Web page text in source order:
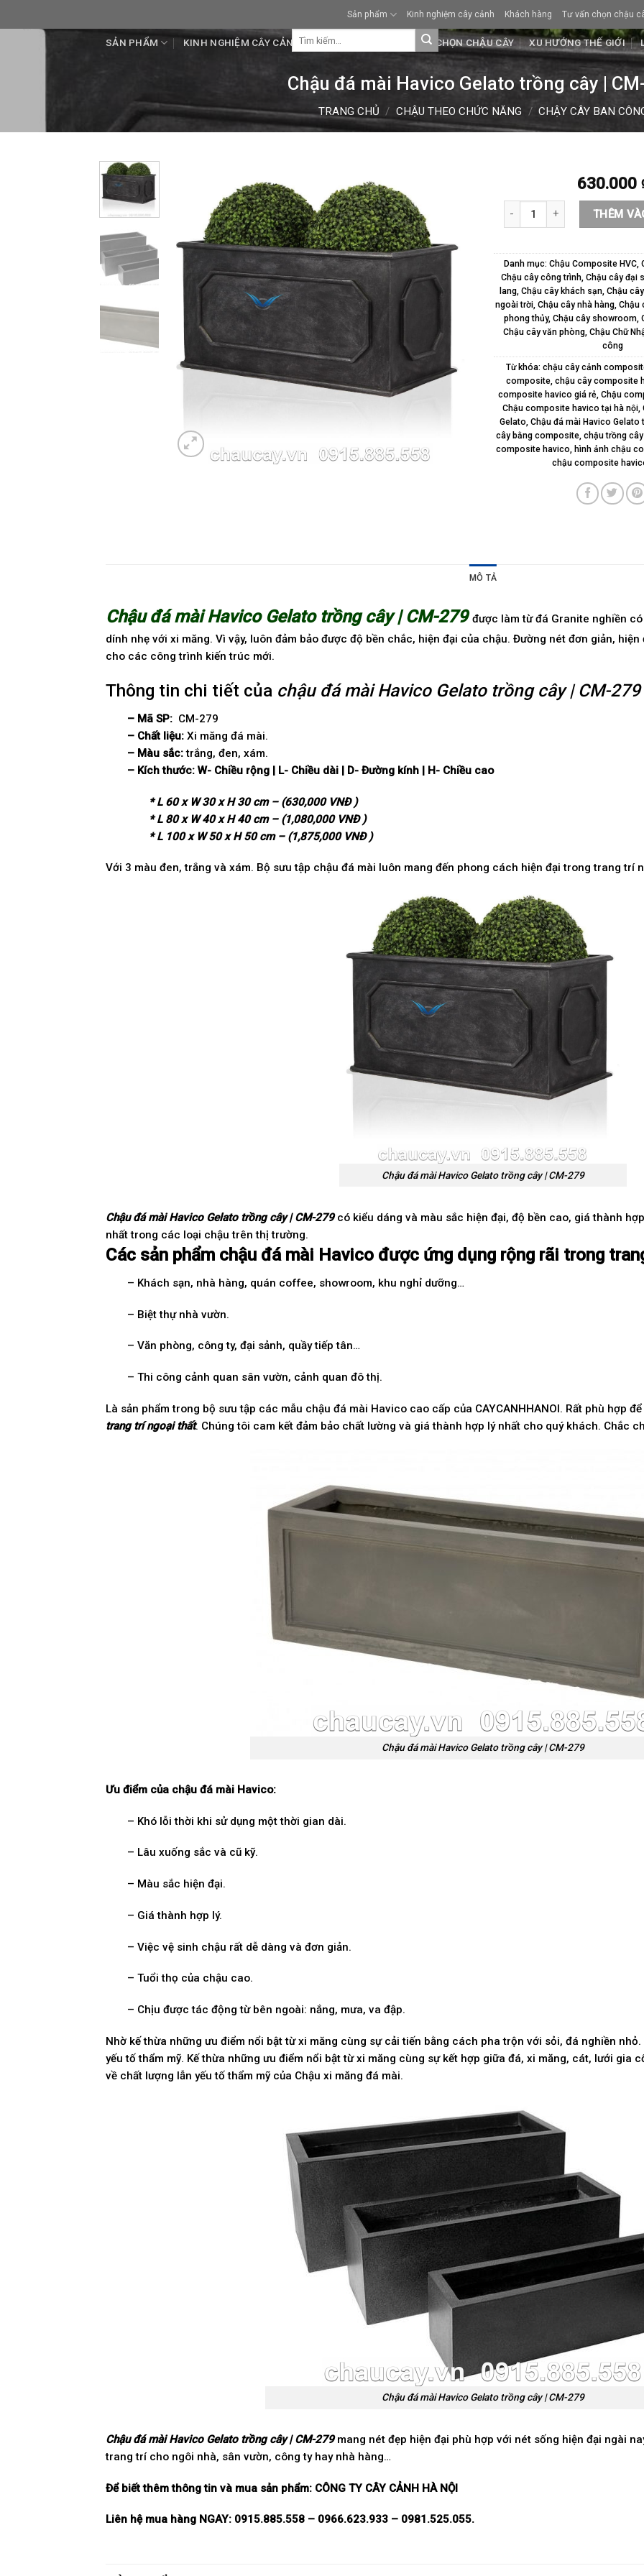
Sản phẩm Kinh nghiệm cây cảnh Khách hàng Tư vấn chọn chậu
Tìm
kiếm:
SẢN PHẨM KINH NGHIỆM CÂY CẢNH KHÁCH HÀNG TƯ VẤN CHỌN CHẬU CÂY XU HƯỚNG THẾ GIỚI
Chậu đá mài Havico Gelato trồng cây |
TRANG CHỦ / CHẬU THEO CHỨC NĂNG / CHẬY CÂY BAN
630.000
Chậu đá mài Havico Gelato
THÊM
Danh mục: Chậu Composite HVC
Chậu cây công trình Chậu cây đại
lang, Chậu cây khách sạn, Chậu
ngoài trời, Chậu cây nhà hàng, Chậu
phong thủy, Chậu cây showroom,
Chậu cây văn phòng Chậu Chữ
công
Từ khóa: chậu cây cảnh
composite, chậu cây composite
composite havico giá rẻ Chậu
Chậu composite havico tại hà nội,
Gelato, Chậu đá mài Havico Gelato
cây bằng composite chậu trồng
composite havico, hình ảnh chậu
chậu composite
MÔ TẢ
Chậu đá mài Havico Gelato trồng cây | CM-279được làm từ đá Granite nghiền
dính nhẹ với xi măng. Vì vậy, luôn đảm bảo được độ bền chắc, hiện đại của chậu. Đường nét đơn giản,
cho các công trình kiến trúc mới.
Thông tin chi tiết của chậu đá mài Havico Gelato trồng cây | CM-279
– Mã SP: CM-279
– Chất liệu: Xi măng đá mài.
– Màu sắc:trắng, đen, xám.
– Kích thước: W- Chiều rộng | L- Chiều dài | D- Đường kính | H- Chiều cao
* L 60 x W 30 x H 30 cm – (630,000 VNĐ )
* L 80 x W 40 x H 40 cm – (1,080,000 VNĐ )
* L 100 x W 50 x H 50 cm – (1,875,000 VNĐ )
Với 3 màu đen, trắng và xám. Bộ sưu tập chậu đá mài luôn mang đến phong cách hiện đại trong trang trí
Chậu đá mài Havico Gelato trồng cây | CM-279
Chậu đá mài Havico Gelato trồng cây | CM-279có kiểu dáng và màu sắc hiện đại, độ bền cao, giá thành
nhất trong các loại chậu trên thị trường.
Các sản phẩm chậu đá mài Havico được ứng dụng rộng rãi trong
– Khách sạn, nhà hàng, quán coffee, showroom, khu nghỉ dưỡng…
– Biệt thự nhà vườn.
– Văn phòng, công ty, đại sảnh, quầy tiếp tân…
– Thi công cảnh quan sân vườn, cảnh quan đô thị.
Là sản phẩm trong bộ sưu tập các mẫu chậu đá mài Havico cao cấp của CAYCANHHANOI. Rất phù hợp để
trang trí ngoại thất. Chúng tôi cam kết đảm bảo chất lường và giá thành hợp lý nhất cho quý khách. Chắc
Chậu đá mài Havico Gelato trồng cây | CM-279
Ưu điểm của chậu đá mài Havico:
– Khó lỗi thời khi sử dụng một thời gian dài.
– Lâu xuống sắc và cũ kỹ.
– Màu sắc hiện đại.
– Giá thành hợp lý.
– Việc vệ sinh chậu rất dễ dàng và đơn giản.
– Tuổi thọ của chậu cao.
– Chịu được tác động từ bên ngoài: nắng, mưa, va đập.
Nhờ kế thừa những ưu điểm nổi bật từ xi măng cùng sự cải tiến bằng cách pha trộn với sỏi, đá nghiền
yếu tố thẩm mỹ. Kế thừa những ưu điểm nổi bật từ xi măng cùng sự kết hợp giữa đá, xi măng, cát, lưới gia
về chất lượng lẫn yếu tố thẩm mỹ của Chậu xi măng đá mài.
Chậu đá mài Havico Gelato trồng cây | CM-279
Chậu đá mài Havico Gelato trồng cây | CM-279mang nét đẹp hiện đại phù hợp với nét sống hiện đại ngài
trang trí cho ngôi nhà, sân vườn, công ty hay nhà hàng…
Để biết thêm thông tin và mua sản phẩm: CÔNG TY CÂY CẢNH HÀ NỘI
Liên hệ mua hàng NGAY: 0915.885.558 – 0966.623.933 – 0981.525.055.